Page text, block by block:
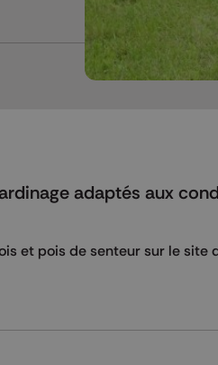
adaptés aux
et pois de senteur sur le site